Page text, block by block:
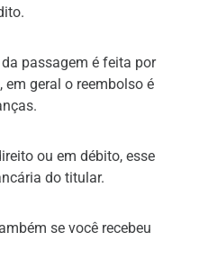
passagem é feita por
em geral o reembolso é
ou em débito, esse
do titular.
se você recebeu